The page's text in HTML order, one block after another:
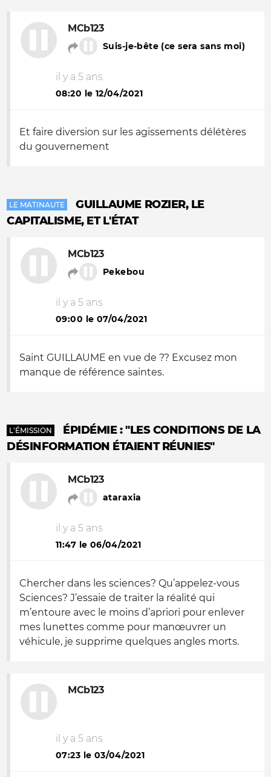
MCb123
Suis-je-bête (ce sera sans moi)
il y a 5 ans
08:20 le 12/04/2021
Et faire diversion sur les agissements délétères
du gouvernement
LE MATINAUTE
GUILLAUME ROZIER, LE
CAPITALISME, ET L'ÉTAT
MCb123
Pekebou
il y a 5 ans
09:00 le 07/04/2021
Saint GUILLAUME en vue de ?? Excusez mon
manque de référence saintes.
L'ÉMISSION
ÉPIDÉMIE : "LES CONDITIONS DE LA
DÉSINFORMATION ÉTAIENT RÉUNIES"
MCb123
ataraxia
il y a 5 ans
11:47 le 06/04/2021
Chercher dans les sciences? Qu’appelez-vous
Sciences? J’essaie de traiter la réalité qui
m’entoure avec le moins d’apriori pour enlever
mes lunettes comme pour manœuvrer un
véhicule, je supprime quelques angles morts.
MCb123
il y a 5 ans
07:23 le 03/04/2021